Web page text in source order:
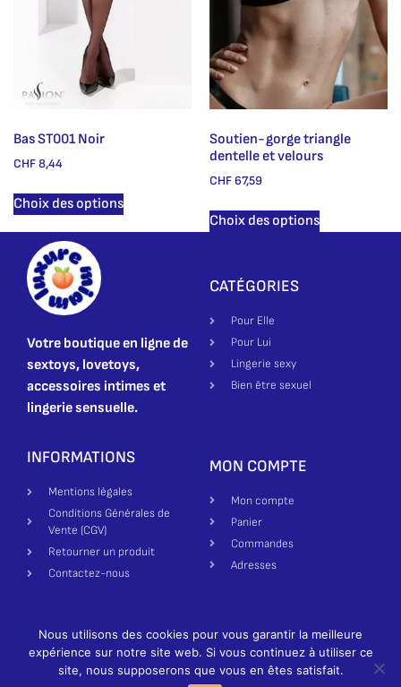
Bas ST001 Noir
CHF8,44
Choix des options
Soutien-gorge triangle
dentelle et velours
CHF67,59
Choix des options
Votre boutique en ligne de
sextoys, lovetoys,
accessoires intimes et
lingerie sensuelle.
CATÉGORIES
Pour Elle
Pour Lui
Lingerie sexy
Bien être sexuel
INFORMATIONS
Mentions légales
Conditions Générales de
Vente (CGV)
Retourner un produit
Contactez-nous
MON COMPTE
Mon compte
Panier
Commandes
Adresses
Création site par Made in Bienne | Luxure Miam ©2025-2026 All
rights reserved
German
Nous utilisons des cookies pour vous garantir la meilleure
expérience sur notre site web. Si vous continuez à utiliser ce
site, nous supposerons que vous en êtes satisfait.